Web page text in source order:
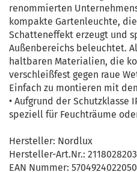
renommierten
kompakte Gartenleuchte,
Schatteneffekt erzeugt und
Außenbereichs beleuchtet.
haltbaren Materialien, die
verschleißfest gegen raue
Einfach zu montieren mit
• Aufgrund der Schutzklasse
speziell für Feuchträume
Hersteller: Nordlux
Hersteller-Art.Nr.: 2118028203
EAN Nummer: 5704924022050